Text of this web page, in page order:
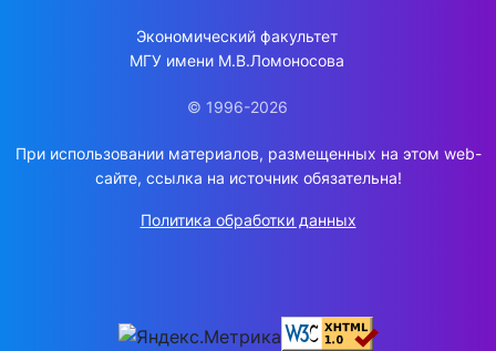
Экономический факультет
МГУ имени М.В.Ломоносова
© 1996-2026
При использовании материалов, размещенных на этом web-
сайте, ссылка на источник обязательна!
Политика обработки данных